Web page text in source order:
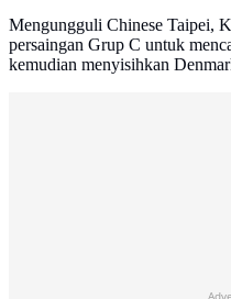
Mengungguli Chinese Taipei,
persaingan Grup C untuk
kemudian menyisihkan